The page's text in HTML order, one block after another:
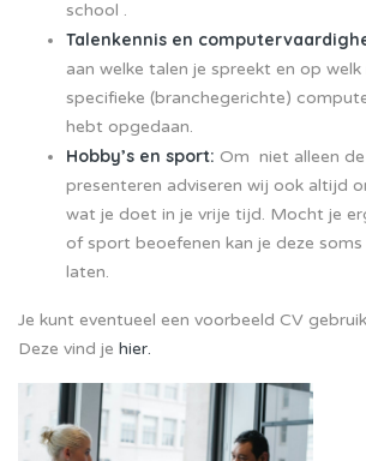
school .
Talenkennis en
aan welke talen je spreekt en op welk
specifieke (branchegerichte)
hebt opgedaan.
Hobby’s en sport: Om niet alleen
presenteren adviseren wij ook altijd
wat je doet in je vrije tijd. Mocht je
of sport beoefenen kan je deze
laten.
Je kunt eventueel een voorbeeld CV
Deze vind je hier.